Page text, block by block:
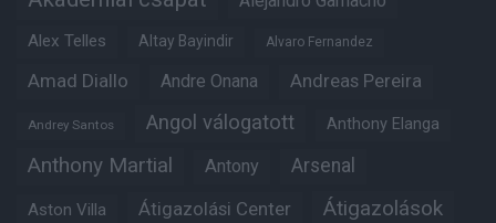
Alex Telles Altay Bayindir Alvaro Fernandez
Amad Diallo Andre Onana Andreas Pereira
Andrey Santos Angol válogatott Anthony Elanga
Anthony Martial Antony Arsenal
Aston Villa Átigazolási Center Átigazolások